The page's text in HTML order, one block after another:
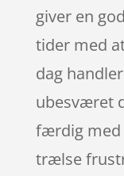
giver en
tider med
dag
ubesværet
færdig med
trælse